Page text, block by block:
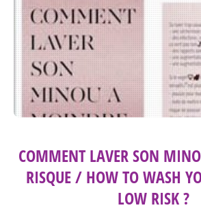
COMMENT LAVER SON
RISQUE / HOW TO WASH
LOW RISK ?